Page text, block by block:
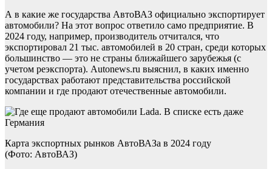
А в какие же государства АвтоВАЗ официально экспортирует
автомобили? На этот вопрос ответило само предприятие. В
2024 году, например, производитель отчитался, что
экспортировал 21 тыс. автомобилей в 20 стран, среди которых
большинство — это не страны ближайшего зарубежья (с
учетом реэкспорта). Autonews.ru выяснил, в каких именно
государствах работают представительства российской
компании и где продают отечественные автомобили.
Карта экспортных рынков АвтоВАЗа в 2024 году
(Фото: АвтоВАЗ)